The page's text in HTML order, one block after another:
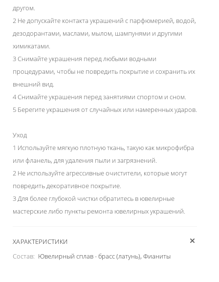
другом.
2 Не допускайте контакта украшений с парфюмерией, водой,
дезодорантами, маслами, мылом, шампунями и другими
химикатами.
3 Снимайте украшения перед любыми водными
процедурами, чтобы не повредить покрытие и сохранить их
внешний вид.
4 Снимайте украшения перед занятиями спортом и сном.
5 Берегите украшения от случайных или намеренных ударов.
Уход
1 Используйте мягкую плотную ткань, такую как микрофибра
или фланель, для удаления пыли и загрязнений.
2 Не используйте агрессивные очистители, которые могут
повредить декоративное покрытие.
3 Для более глубокой чистки обратитесь в ювелирные
мастерские либо пункты ремонта ювелирных украшений.
ХАРАКТЕРИСТИКИ
Состав: Ювелирный сплав - брасс (латунь), Фианиты